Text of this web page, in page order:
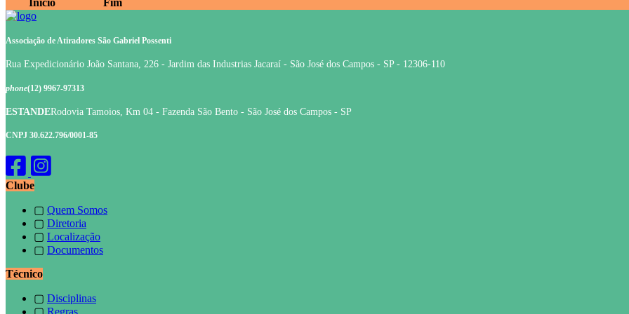
Início
Fim
Associação de Atiradores São Gabriel Possenti
Rua Expedicionário João Santana, 226 - Jardim das Industrias Jacaraí - São José dos Campos - SP - 12306-110
phone(12) 9967-97313
ESTANDERodovia Tamoios, Km 04 - Fazenda São Bento - São José dos Campos - SP
CNPJ 30.622.796/0001-85
Clube
▢ Quem Somos
▢ Diretoria
▢ Localização
▢ Documentos
Técnico
▢ Disciplinas
▢ Regras